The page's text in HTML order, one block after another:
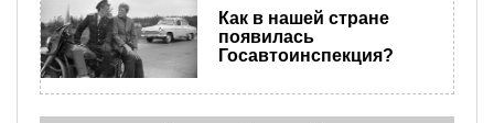
Как в нашей стране
появилась
Госавтоинспекция?